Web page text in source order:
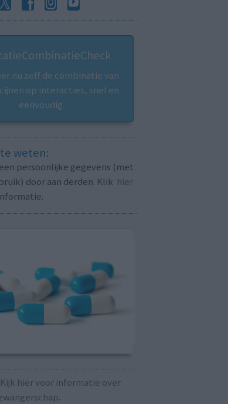
nu zelf de combinatie van
op interacties, snel en
eenvoudig.
weten:
persoonlijke gegevens (met
door aan derden. Klik hier
Kijk hier voor informatie over